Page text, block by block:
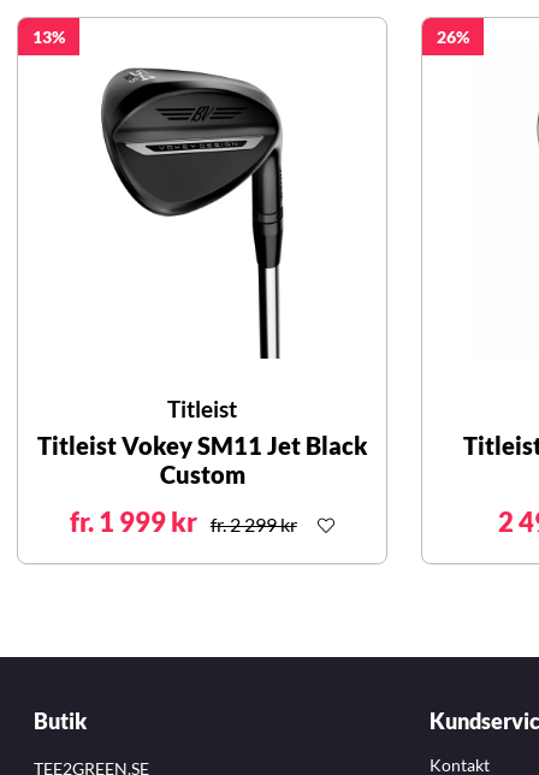
13
Titleist
Titleist Vokey SM11 Jet Black
Custom
fr. 1 999 kr fr. 2 299 kr
26
2
Butik
TEE2GREEN.SE
Kontakt